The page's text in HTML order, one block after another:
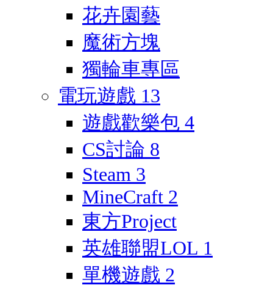
花卉園藝
魔術方塊
獨輪車專區
電玩遊戲 13
遊戲歡樂包 4
CS討論 8
Steam 3
MineCraft 2
東方Project
英雄聯盟LOL 1
單機遊戲 2